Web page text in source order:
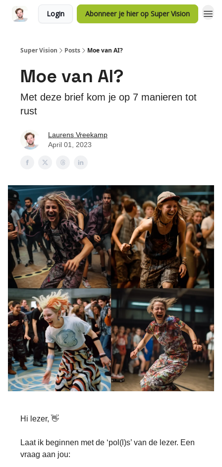
Login Abonneer je hier op Super Vision
Super Vision Posts Moe van AI?
Moe van AI?
Met deze brief kom je op 7 manieren tot
rust
Laurens Vreekamp
April 01, 2023
Hi lezer, 👋
Laat ik beginnen met de ‘pol(l)s’ van de lezer. Een
vraag aan jou: